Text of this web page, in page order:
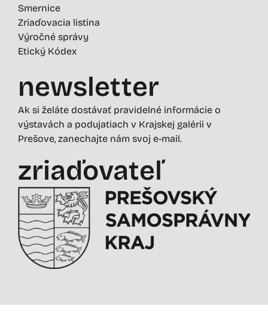
Smernice
Zriaďovacia listina
Výročné správy
Etický Kódex
newsletter
Ak si želáte dostávať pravidelné informácie o
výstavách a podujatiach v Krajskej galérii v
Prešove, zanechajte nám svoj e-mail.
zriaďovateľ